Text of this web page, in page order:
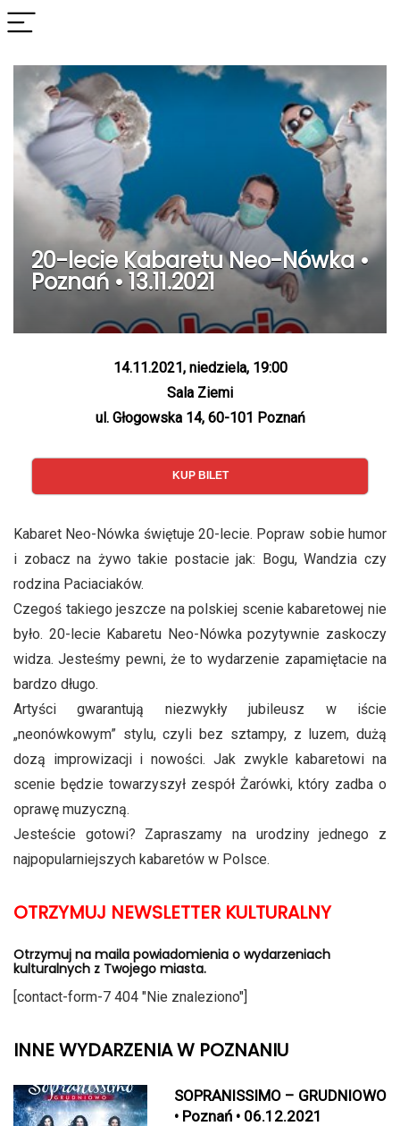
20-lecie Kabaretu Neo-Nówka •
Poznań • 13.11.2021
14.11.2021, niedziela, 19:00
Sala Ziemi
ul. Głogowska 14, 60-101 Poznań
KUP BILET
Kabaret Neo-Nówka świętuje 20-lecie. Popraw sobie humor
i zobacz na żywo takie postacie jak: Bogu, Wandzia czy
rodzina Paciaciaków.
Czegoś takiego jeszcze na polskiej scenie kabaretowej nie
było. 20-lecie Kabaretu Neo-Nówka pozytywnie zaskoczy
widza. Jesteśmy pewni, że to wydarzenie zapamiętacie na
bardzo długo.
Artyści gwarantują niezwykły jubileusz w iście
„neonówkowym” stylu, czyli bez sztampy, z luzem, dużą
dozą improwizacji i nowości. Jak zwykle kabaretowi na
scenie będzie towarzyszył zespół Żarówki, który zadba o
oprawę muzyczną.
Jesteście gotowi? Zapraszamy na urodziny jednego z
najpopularniejszych kabaretów w Polsce.
OTRZYMUJ NEWSLETTER KULTURALNY
Otrzymuj na maila powiadomienia o wydarzeniach
kulturalnych z Twojego miasta.
[contact-form-7 404 "Nie znaleziono"]
INNE WYDARZENIA W POZNANIU
SOPRANISSIMO – GRUDNIOWO
• Poznań • 06.12.2021